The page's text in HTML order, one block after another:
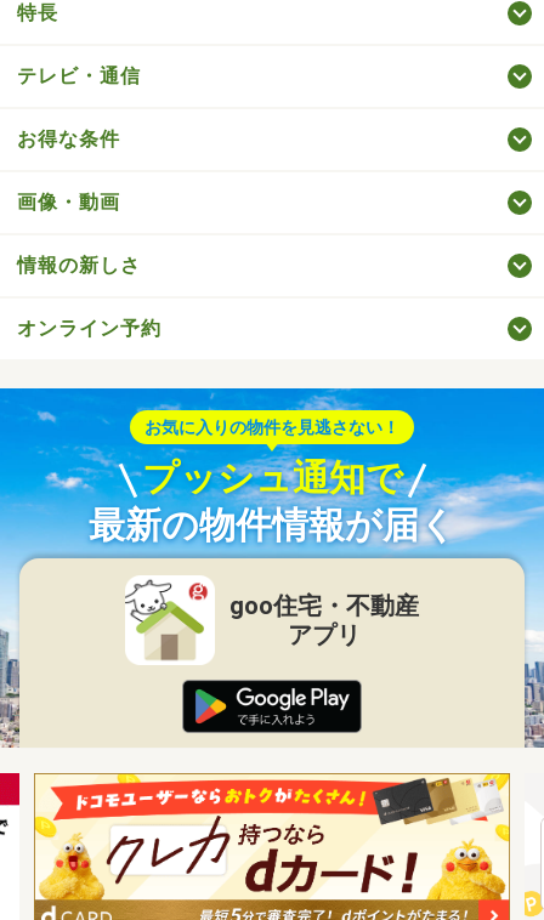
特長
テレビ・通信
お得な条件
画像・動画
情報の新しさ
オンライン予約
お気に入りの物件を見逃さない！
プッシュ通知で
最新の物件情報が届く
goo住宅・不動産
アプリ